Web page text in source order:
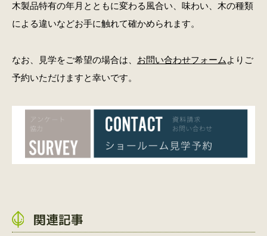
木製品特有の年月とともに変わる風合い、味わい、木の種類
による違いなどお手に触れて確かめられます。
なお、見学をご希望の場合は、 お問い合わせフォーム よりご
予約いただけますと幸いです。
関連記事